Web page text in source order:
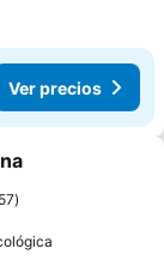
Ver precios